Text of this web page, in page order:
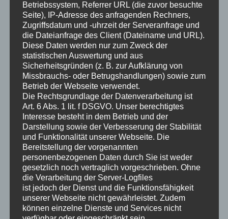
lectus, laoreet ac sem et, viverra interdum
odio. Vestibulum porttitor dolor in consequat
commodo. Vestibulum ante ipsum primis in
faucibus orci luctus et ultrices posuere cubilia
Curae; Suspendisse at luctus velit.
Maecenas sit amet odio quis est cursus cursus.
Aenean bibendum gravida lacus in auctor. Morbi a
nulla metus. Curabitur sed volutpat justo, a pulvinar
erat. In at nulla ligula. Phasellus augue libero,
bibendum et turpis non, volutpat sagittis libero.
Quisque facilisis lorem non risus feugiat suscipit.
Quisque sodales vulputate facilisis. Quisque
lobortis erat est, viverra tempor sem venenatis
eget. Mauris consectetur risus eget augue
dignissim, eu lobortis ante ornare. Phasellus nec
pharetra ex, quis dictum nulla. Quisque et massa
Betriebssystem, Referrer URL (die zuvor besuchte
Seite), IP-Adresse des anfragenden Rechners,
Zugriffsdatum und -uhrzeit der Serveranfrage und
die Dateianfrage des Client (Dateiname und URL).
Diese Daten werden nur zum Zweck der
statistischen Auswertung und aus
Sicherheitsgründen (z. B. zur Aufklärung von
Missbrauchs- oder Betrugshandlungen) sowie zum
Betrieb der Webseite verwendet.
Die Rechtsgrundlage der Datenverarbeitung ist
Art. 6 Abs. 1 lit. f DSGVO. Unser berechtigtes
Interesse besteht in dem Betrieb und der
Darstellung sowie der Verbesserung der Stabilität
und Funktionalität unserer Webseite. Die
Bereitstellung der vorgenannten
personenbezogenen Daten durch Sie ist weder
gesetzlich noch vertraglich vorgeschrieben. Ohne
die Verarbeitung der Server-Logfiles
ist jedoch der Dienst und die Funktionsfähigkeit
unserer Webseite nicht gewährleistet. Zudem
können einzelne Dienste und Services nicht